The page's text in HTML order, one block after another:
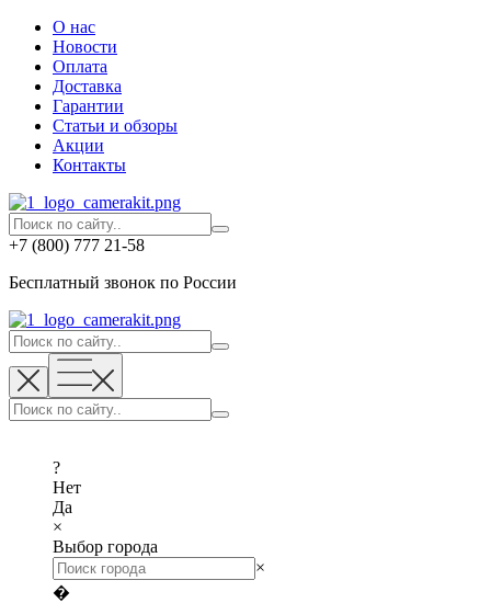
О нас
Новости
Оплата
Доставка
Гарантии
Статьи и обзоры
Акции
Контакты
+7 (800) 777 21-58
Бесплатный звонок по России
?
Нет
Да
×
Выбор города
×
�